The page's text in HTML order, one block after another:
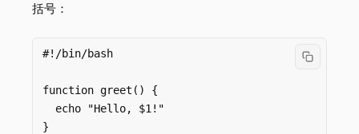
括号：
#!/bin/bash
function greet() {
  echo "Hello, $1!"
}